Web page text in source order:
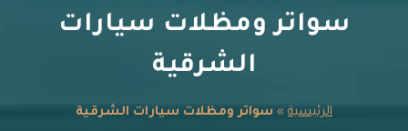
سواتر ومظلات سيارات
الشرقية
الرئيسية » سواتر ومظلات سيارات الشرقية